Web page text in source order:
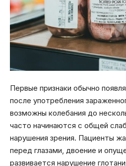
Первые признаки обычно
после употребления
возможны колебания до
часто начинаются с общей
нарушения зрения. Пациенты
перед глазами, двоение и
развивается нарушение